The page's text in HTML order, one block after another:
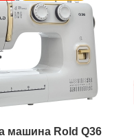
машина Rold Q36